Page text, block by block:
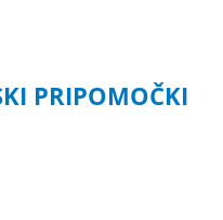
PRIPOMOČKI